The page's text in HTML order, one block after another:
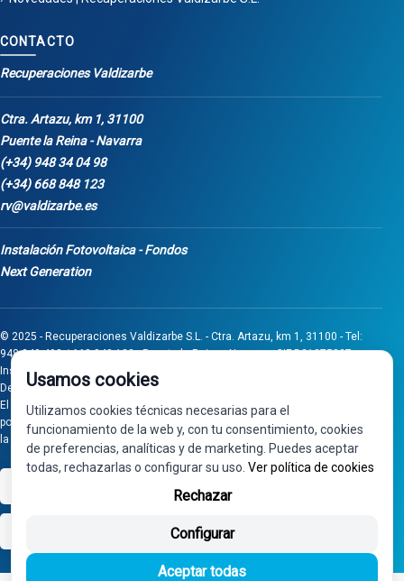
CONTACTO
Recuperaciones Valdizarbe
Ctra. Artazu, km 1, 31100
Puente la Reina - Navarra
(+34) 948 34 04 98
(+34) 668 848 123
rv@valdizarbe.es
Instalación Fotovoltaica - Fondos
Next Generation
© 2025 - Recuperaciones Valdizarbe S.L. - Ctra. Artazu, km 1, 31100 - Tel:
948 340 498 / 668 848 123 - Puente la Reina - Navarra - CIF B31275837.
Inscrita en el Registro Mercantil de Navarra, Tomo 32, Folio 75, Hoja 525.
Desarrollado porSeintosoft
El proyecto de inversión "0011-0558-2024-000008" ha sido subvencionado
por Gobierno de Navarra al amparo de la convocatoria de 2024 de Ayudas a
la inversión en pymes industriales
Usamos cookies
Utilizamos cookies técnicas necesarias para el
funcionamiento de la web y, con tu consentimiento, cookies
de preferencias, analíticas y de marketing. Puedes aceptar
todas, rechazarlas o configurar su uso. Ver política de cookies
Rechazar
Configurar
Aceptar todas